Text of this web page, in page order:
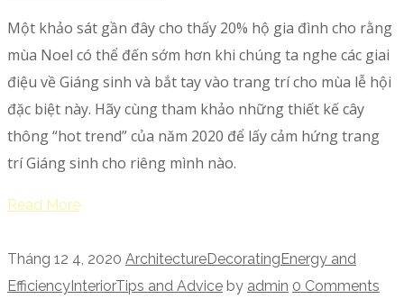
Một khảo sát gần đây cho thấy 20% hộ gia đình cho rằng
mùa Noel có thể đến sớm hơn khi chúng ta nghe các giai
điệu về Giáng sinh và bắt tay vào trang trí cho mùa lễ hội
đặc biệt này. Hãy cùng tham khảo những thiết kế cây
thông “hot trend” của năm 2020 để lấy cảm hứng trang
trí Giáng sinh cho riêng mình nào.
Read More
Tháng 12 4, 2020 ArchitectureDecoratingEnergy and
EfficiencyInteriorTips and Advice by admin 0 Comments